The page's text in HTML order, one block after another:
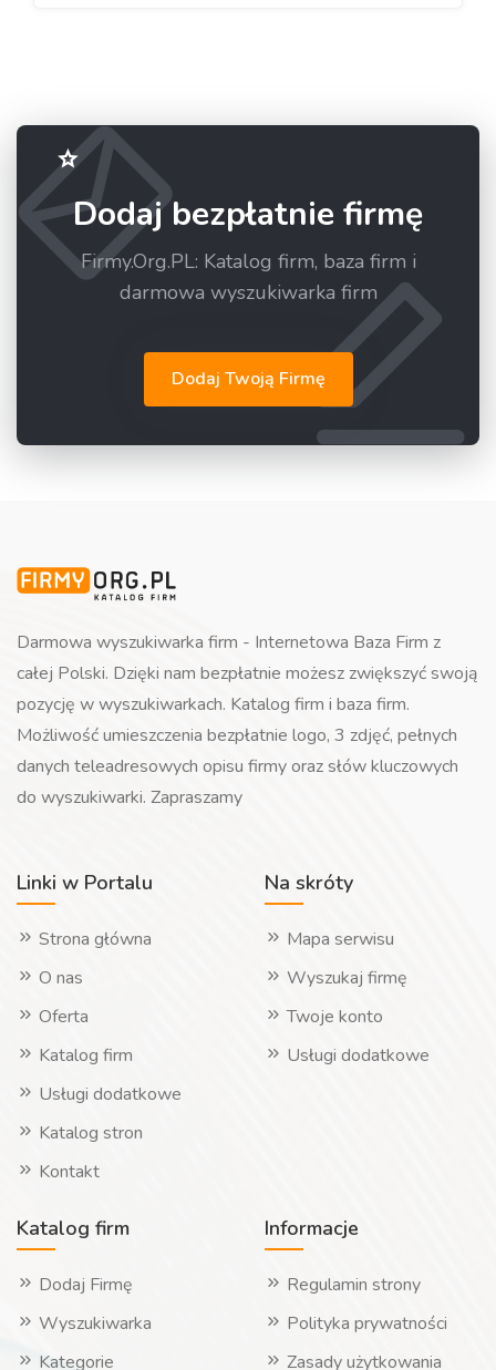
Dodaj bezpłatnie firmę
Firmy.Org.PL: Katalog firm, baza firm i
darmowa wyszukiwarka firm
Dodaj Twoją Firmę
Darmowa wyszukiwarka firm - Internetowa Baza Firm z
całej Polski. Dzięki nam bezpłatnie możesz zwiększyć swoją
pozycję w wyszukiwarkach. Katalog firm i baza firm.
Możliwość umieszczenia bezpłatnie logo, 3 zdjęć, pełnych
danych teleadresowych opisu firmy oraz słów kluczowych
do wyszukiwarki. Zapraszamy
Linki w Portalu
Strona główna
O nas
Oferta
Katalog firm
Usługi dodatkowe
Katalog stron
Kontakt
Na skróty
Mapa serwisu
Wyszukaj firmę
Twoje konto
Usługi dodatkowe
Katalog firm
Dodaj Firmę
Wyszukiwarka
Kategorie
Informacje
Regulamin strony
Polityka prywatności
Zasady użytkowania